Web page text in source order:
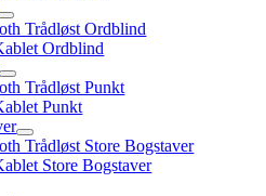
Trådløst Ordblind
Ordblind
Trådløst Punkt
Punkt
Trådløst Store Bogstaver
Store Bogstaver